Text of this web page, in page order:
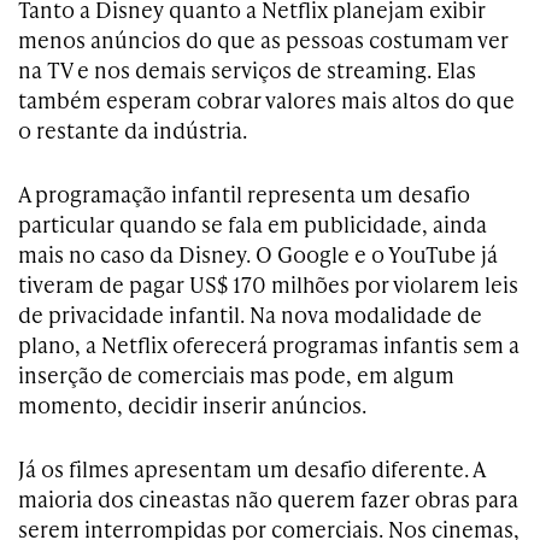
Tanto a Disney quanto a Netflix planejam exibir
menos anúncios do que as pessoas costumam ver
na TV e nos demais serviços de streaming. Elas
também esperam cobrar valores mais altos do que
o restante da indústria.
A programação infantil representa um desafio
particular quando se fala em publicidade, ainda
mais no caso da Disney. O Google e o YouTube já
tiveram de pagar US$ 170 milhões por violarem leis
de privacidade infantil. Na nova modalidade de
plano, a Netflix oferecerá programas infantis sem a
inserção de comerciais mas pode, em algum
momento, decidir inserir anúncios.
Já os filmes apresentam um desafio diferente. A
maioria dos cineastas não querem fazer obras para
serem interrompidas por comerciais. Nos cinemas,